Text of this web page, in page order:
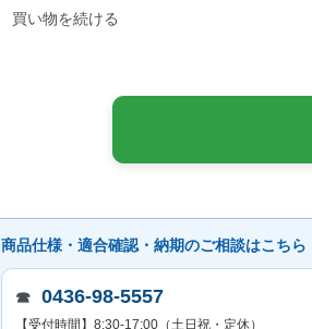
買い物を続ける
商品仕様・適合確認・納期のご相談はこちら
☎ 0436-98-5557
【受付時間】8:30-17:00（土日祝・定休）